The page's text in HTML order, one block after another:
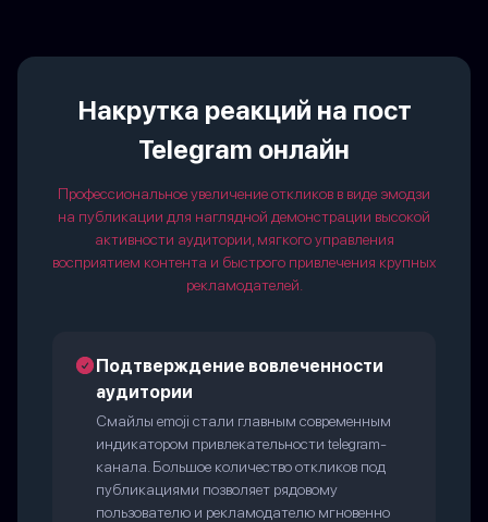
Накрутка реакций на пост
Telegram онлайн
Профессиональное увеличение откликов в виде эмодзи
на публикации для наглядной демонстрации высокой
активности аудитории, мягкого управления
восприятием контента и быстрого привлечения крупных
рекламодателей.
Подтверждение вовлеченности
аудитории
Смайлы emoji стали главным современным
индикатором привлекательности telegram-
канала. Большое количество откликов под
публикациями позволяет рядовому
пользователю и рекламодателю мгновенно